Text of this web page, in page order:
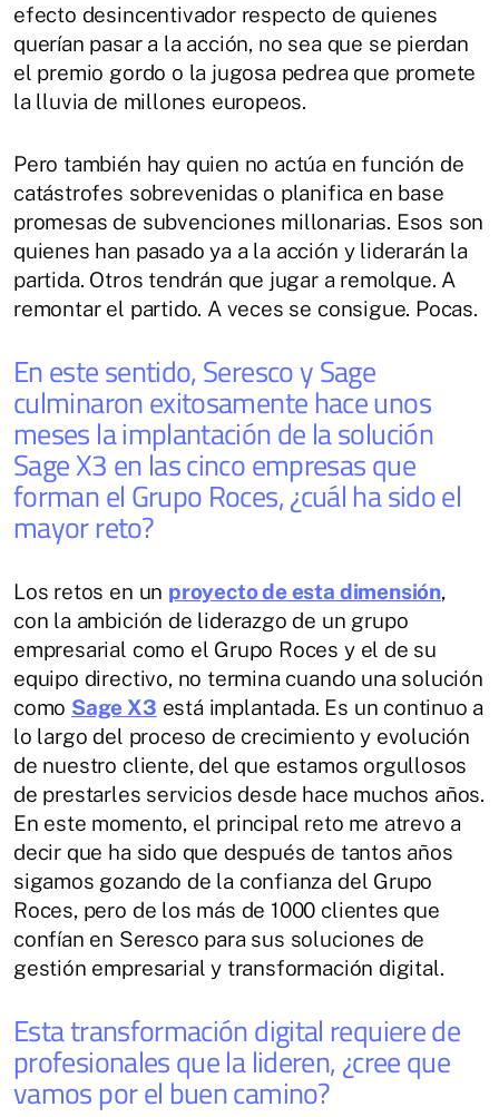
efecto desincentivador respecto de quienes
querían pasar a la acción, no sea que se pierdan
el premio gordo o la jugosa pedrea que promete
la lluvia de millones europeos.
Pero también hay quien no actúa en función de
catástrofes sobrevenidas o planifica en base
promesas de subvenciones millonarias. Esos son
quienes han pasado ya a la acción y liderarán la
partida. Otros tendrán que jugar a remolque. A
remontar el partido. A veces se consigue. Pocas.
En este sentido, Seresco y Sage
culminaron exitosamente hace unos
meses la implantación de la solución
Sage X3 en las cinco empresas que
forman el Grupo Roces, ¿cuál ha sido el
mayor reto?
Los retos en un proyecto de esta dimensión,
con la ambición de liderazgo de un grupo
empresarial como el Grupo Roces y el de su
equipo directivo, no termina cuando una solución
como Sage X3 está implantada. Es un continuo a
lo largo del proceso de crecimiento y evolución
de nuestro cliente, del que estamos orgullosos
de prestarles servicios desde hace muchos años.
En este momento, el principal reto me atrevo a
decir que ha sido que después de tantos años
sigamos gozando de la confianza del Grupo
Roces, pero de los más de 1000 clientes que
confían en Seresco para sus soluciones de
gestión empresarial y transformación digital.
Esta transformación digital requiere de
profesionales que la lideren, ¿cree que
vamos por el buen camino?